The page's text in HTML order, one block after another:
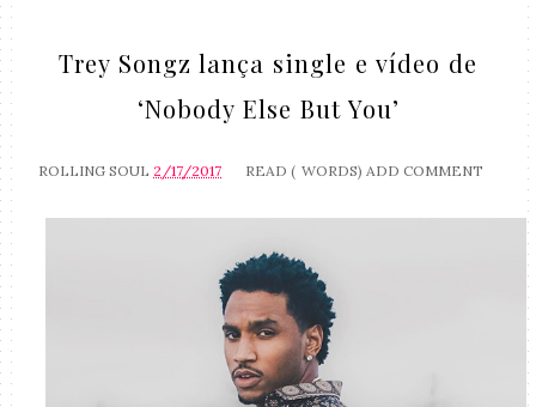
Trey Songz lança single e vídeo de
‘Nobody Else But You’
ROLLING SOUL 2/17/2017 READ ( WORDS) ADD COMMENT